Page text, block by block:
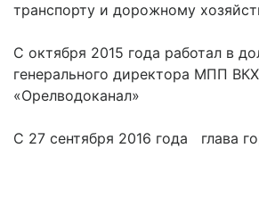
транспорту и дорожному
С октября 2015 года работал в
генерального директора МПП ВКХ
«Орелводоканал»
С 27 сентября 2016 года глава